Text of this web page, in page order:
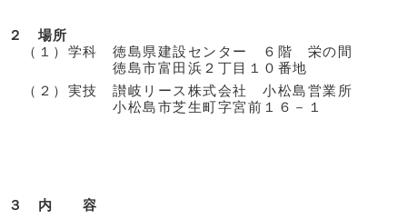
２ 場所
（１）学科 徳島県建設センター ６階 栄の間
徳島市富田浜２丁目１０番地
（２）実技 讃岐リース株式会社 小松島営業所
小松島市芝生町字宮前１６－１
３ 内 容